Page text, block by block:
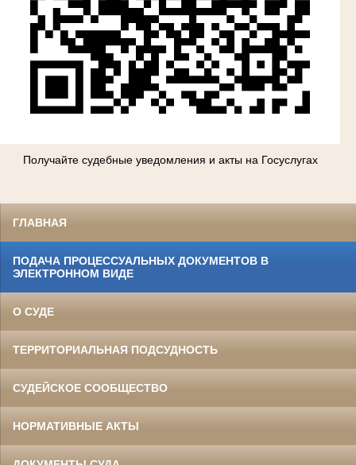
Получайте судебные уведомления и акты на Госуслугах
ГЛАВНАЯ
ПОДАЧА ПРОЦЕССУАЛЬНЫХ ДОКУМЕНТОВ В
ЭЛЕКТРОННОМ ВИДЕ
О СУДЕ
ТЕРРИТОРИАЛЬНАЯ ПОДСУДНОСТЬ
СУДЕЙСКОЕ СООБЩЕСТВО
НОРМАТИВНЫЕ АКТЫ